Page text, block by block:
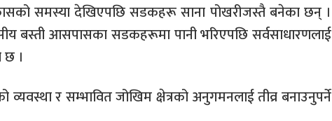
समस्या देखिएपछि सडकहरू साना पोखरीजस्तै बनेका छन् ।
बस्ती आसपासका सडकहरूमा पानी भरिएपछि सर्वसाधारणलाई
।
र सम्भावित जोखिम क्षेत्रको अनुगमनलाई तीव्र बनाउनुपर्ने